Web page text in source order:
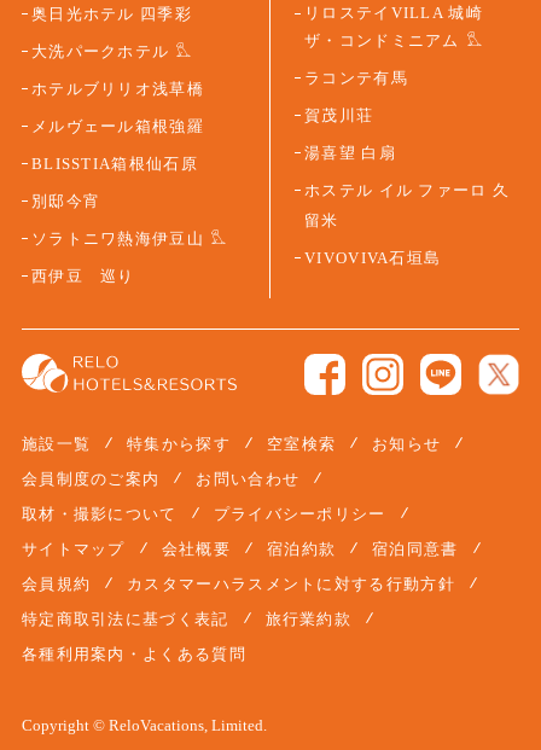
奥日光ホテル 四季彩
大洗パークホテル
ホテルブリリオ浅草橋
メルヴェール箱根強羅
BLISSTIA箱根仙石原
別邸今宵
ソラトニワ熱海伊豆山
西伊豆 巡り
リロステイVILLA 城崎
ザ・コンドミニアム
ラコンテ有馬
賀茂川荘
湯喜望 白扇
ホステル イル ファーロ 久
留米
VIVOVIVA石垣島
施設一覧 特集から探す 空室検索
お知らせ
会員制度のご案内
お問い合わせ
取材・撮影について
プライバシーポリシー
サイトマップ
会社概要 宿泊約款
宿泊同意書
会員規約
カスタマーハラスメントに対する行動方針
特定商取引法に基づく表記
旅行業約款
各種利用案内・よくある質問
Copyright © ReloVacations, Limited.